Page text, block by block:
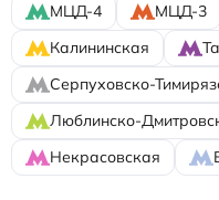
МЦД-4
МЦД-3
Калининская
Серпуховско-
Люблинско-
Некрасовская